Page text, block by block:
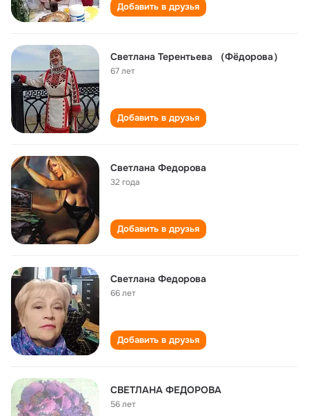
Добавить в друзья
Светлана Терентьева （Фёдорова）
67 лет
Добавить в друзья
Светлана Федорова
32 года
Добавить в друзья
Светлана Федорова
66 лет
Добавить в друзья
СВЕТЛАНА ФЕДОРОВА
56 лет